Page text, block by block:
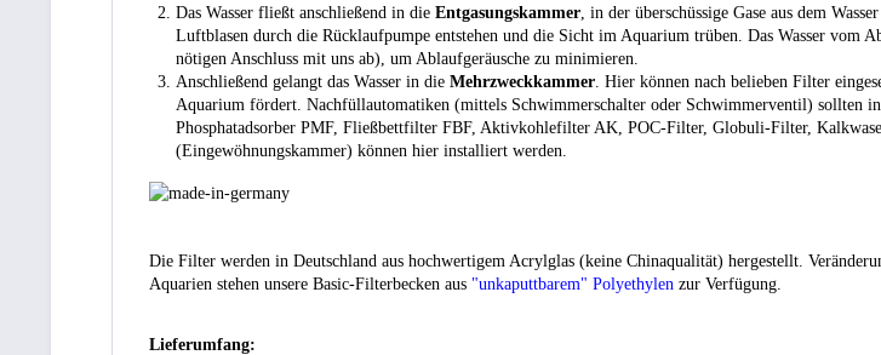
Das Wasser fließt anschließend in die Entgasungskammer, in der überschüssige Gase aus dem
Luftblasen durch die Rücklaufpumpe entstehen und die Sicht im Aquarium trüben. Das Wasser vom
nötigen Anschluss mit uns ab), um Ablaufgeräusche zu minimieren.
Anschließend gelangt das Wasser in die Mehrzweckkammer. Hier können nach belieben Filter
Aquarium fördert. Nachfüllautomatiken (mittels Schwimmerschalter oder Schwimmerventil)
Phosphatadsorber PMF, Fließbettfilter FBF, Aktivkohlefilter AK, POC-Filter, Globuli-Filter,
(Eingewöhnungskammer) können hier installiert werden.
Die Filter werden in Deutschland aus hochwertigem Acrylglas (keine Chinaqualität) hergestellt.
Aquarien stehen unsere Basic-Filterbecken aus "unkaputtbarem" Polyethylen zur Verfügung.
Lieferumfang: